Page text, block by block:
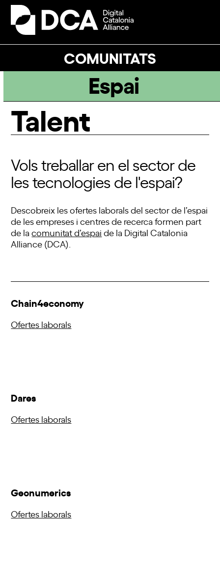
Skip
content
COMUNITATS
Open
mobile
Close
mobile
Espai
Talent
Vols treballar en el sector de
les tecnologies de l'espai?
Descobreix les ofertes laborals del sector de l’espai
de les empreses i centres de recerca formen part
de lacomunitat d’espai de la Digital Catalonia
Alliance (DCA).
Chain4economy
Ofertes laborals
Dares
Ofertes laborals
Geonumerics
Ofertes laborals